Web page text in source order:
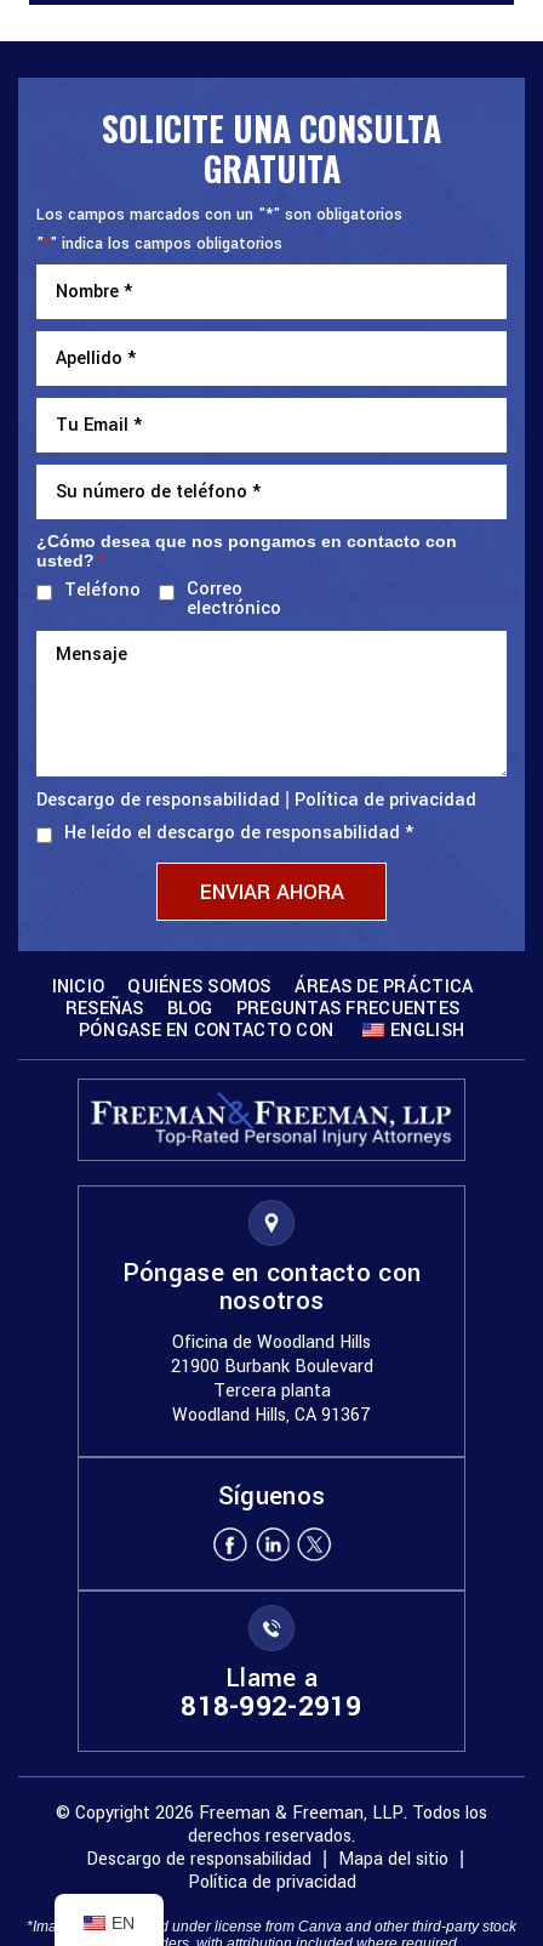
SOLICITE UNA CONSULTA
GRATUITA
Los campos marcados con un "*" son obligatorios
"*" indica los campos obligatorios
¿Cómo desea que nos pongamos en contacto con
usted? *
Teléfono Correo
electrónico
Descargo de responsabilidad
Política de privacidad
He leído el descargo de responsabilidad *
INICIO QUIÉNES SOMOS
ÁREAS DE PRÁCTICA
RESEÑAS
BLOG
PREGUNTAS FRECUENTES
PÓNGASE EN CONTACTO CON
ENGLISH
Póngase en contacto con
nosotros
Oficina de Woodland Hills
21900 Burbank Boulevard
Tercera planta
Woodland Hills, CA 91367
Síguenos
Llame a
818-992-2919
© Copyright 2026 Freeman & Freeman, LLP. Todos los
derechos reservados.
Descargo de responsabilidad
Mapa del sitio
Política de privacidad
*Images are obtained under license from Canva and other third-party stock
EN